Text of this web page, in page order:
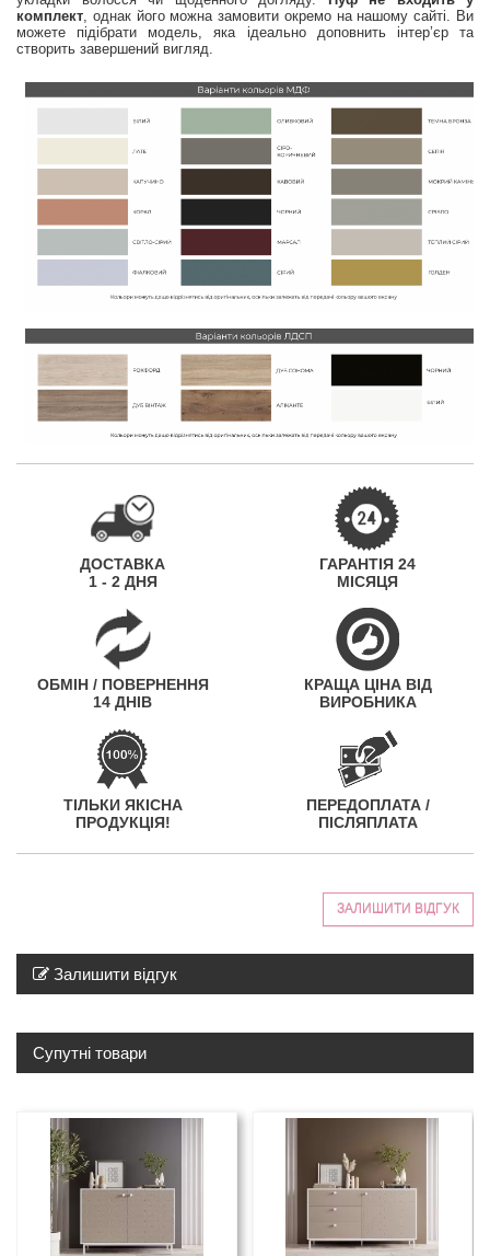
комплект , однак його можна замовити окремо на нашому сайті. Ви
можете підібрати модель, яка ідеально доповнить інтер’єр та
створить завершений вигляд.
ДОСТАВКА
1 - 2 ДНЯ
ГАРАНТІЯ 24
МІСЯЦЯ
ОБМІН / ПОВЕРНЕННЯ
14 ДНІВ
КРАЩА ЦІНА ВІД
ВИРОБНИКА
ТІЛЬКИ ЯКІСНА
ПРОДУКЦІЯ!
ПЕРЕДОПЛАТА /
ПІСЛЯПЛАТА
ЗАЛИШИТИ ВІДГУК
Залишити відгук
Супутні товари